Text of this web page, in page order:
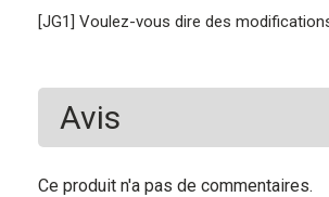
[JG1] Voulez-vous dire des
Avis
Ce produit n'a pas de commentaires.